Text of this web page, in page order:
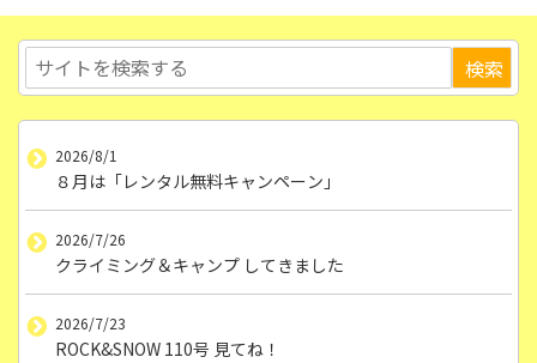
2026/8/1
８月は「レンタル無料キャンペーン」
2026/7/26
クライミング＆キャンプ してきました
2026/7/23
ROCK&SNOW 110号 見てね！